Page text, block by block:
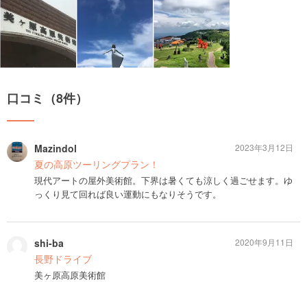
口コミ（8件）
Mazindol
夏の高原ツーリングプラン！
現代アートの屋外美術館。下界は暑くても涼しく過ごせます。ゆ
っくり見て回れば良い運動にもなりそうです。
2023年3月12日
shi-ba
長野ドライブ
美ヶ原高原美術館
2020年9月11日